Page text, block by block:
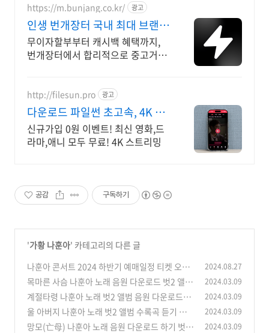
https://m.bunjang.co.kr/ 광고
인생 번개장터 국내 최대 브랜드
중고거래
무이자할부부터 캐시백 혜택까지,
번개장터에서 합리적으로 중고거래
신규 상품 업로드
http://filesun.pro 광고
다운로드 파일썬 초고속, 4K 실
시간 보기!
신규가입 0원 이벤트! 최신 영화,드
라마,애니 모두 무료! 4K 스트리밍
공감 구독하기
'가황 나훈아' 카테고리의 다른 글
나훈아 콘서트 2024 하반기 예매일정 티켓 오픈
일정 안내 (0)
2024.08.27
목마른 사슴 나훈아 노래 음원 다운로드 벗2 앨범
수록곡 2019 신곡
(0)
2024.03.09
계절타령 나훈아 노래 벗2 앨범 음원 다운로드하
기
(0)
2024.03.09
울 아버지 나훈아 노래 벗2 앨범 수록곡 듣기 음
원 다운로드하기
(0)
2024.03.09
망모(亡母) 나훈아 노래 음원 다운로드 하기 벗2
2024.03.09